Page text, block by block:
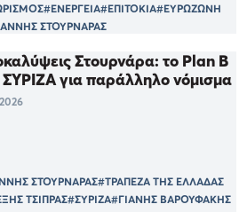
#ΕΝΕΡΓΕΙΑ#ΕΠΙΤΟΚΙΑ#ΕΥΡΩΖΩΝΗ
ΣΤΟΥΡΝΑΡΑΣ
Στουρνάρα: το Plan B
ΣΥΡΙΖΑ για παράλληλο νόμισμα
ΣΤΟΥΡΝΑΡΑΣ#ΤΡΑΠΕΖΑ ΤΗΣ ΕΛΛΑΔΑΣ
ΤΣΙΠΡΑΣ#ΣΥΡΙΖΑ#ΓΙΑΝΗΣ ΒΑΡΟΥΦΑΚΗΣ